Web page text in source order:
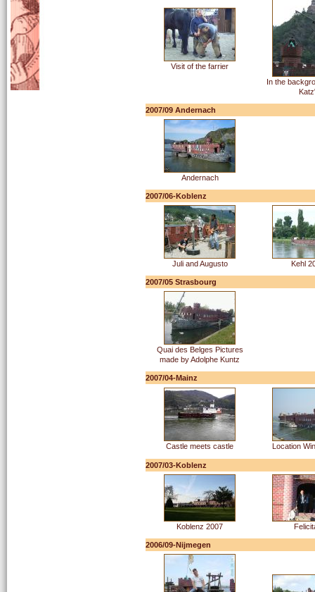
Visit of the farrier
In the
2007/09 Andernach
Andernach
2007/06-Koblenz
Juli and Augusto Kehl
2007/05 Strasbourg
Quai des Belges Pictures
made by Adolphe Kuntz
2007/04-Mainz
Castle meets castle Location
2007/03-Koblenz
Koblenz 2007
2006/09-Nijmegen